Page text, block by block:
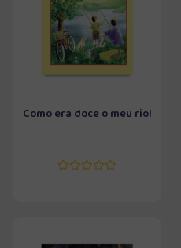
Como era doce o meu rio!